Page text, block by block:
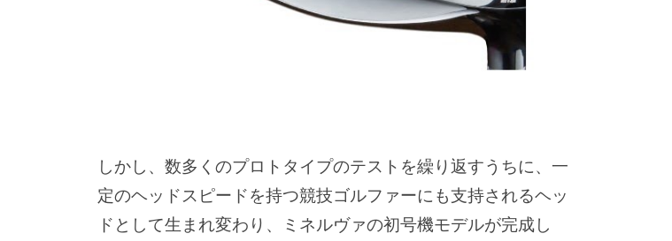
しかし、数多くのプロトタイプのテストを繰り返すうちに、一
定のヘッドスピードを持つ競技ゴルファーにも支持されるヘッ
ドとして生まれ変わり、ミネルヴァの初号機モデルが完成し